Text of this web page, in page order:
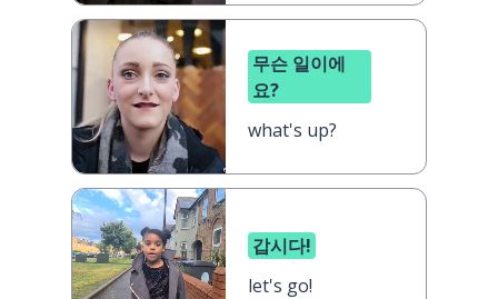
무슨 일이에
요?
what's up?
갑시다!
let's go!